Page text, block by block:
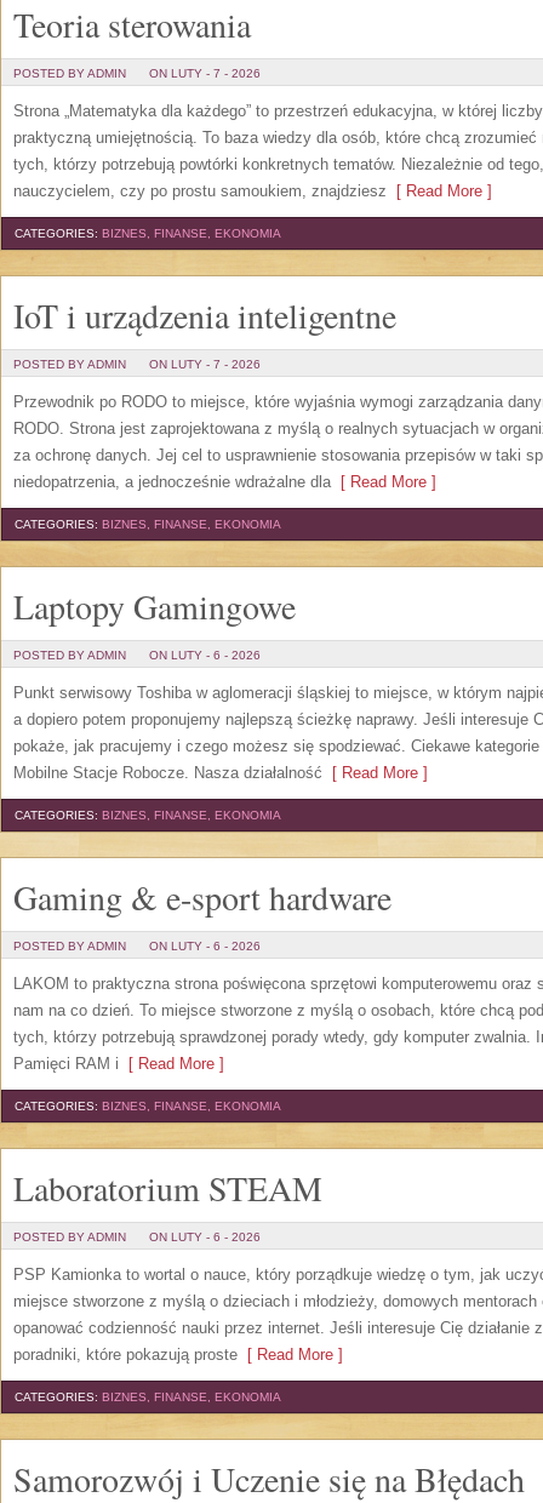
Teoria sterowania
POSTED BY ADMIN ON LUTY - 7 - 2026
Strona „Matematyka dla każdego” to przestrzeń edukacyjna, w której
praktyczną umiejętnością. To baza wiedzy dla osób, które chcą
tych, którzy potrzebują powtórki konkretnych tematów. Niezależnie od
nauczycielem, czy po prostu samoukiem, znajdziesz [ Read More ]
CATEGORIES: BIZNES, FINANSE, EKONOMIA
IoT i urządzenia inteligentne
POSTED BY ADMIN ON LUTY - 7 - 2026
Przewodnik po RODO to miejsce, które wyjaśnia wymogi zarządzania
RODO. Strona jest zaprojektowana z myślą o realnych sytuacjach w
za ochronę danych. Jej cel to usprawnienie stosowania przepisów w taki
niedopatrzenia, a jednocześnie wdrażalne dla[ Read More ]
CATEGORIES: BIZNES, FINANSE, EKONOMIA
Laptopy Gamingowe
POSTED BY ADMIN ON LUTY - 6 - 2026
Punkt serwisowy Toshiba w aglomeracji śląskiej to miejsce, w którym
a dopiero potem proponujemy najlepszą ścieżkę naprawy. Jeśli interesuje
pokaże, jak pracujemy i czego możesz się spodziewać. Ciekawe
Mobilne Stacje Robocze. Nasza działalność [ Read More ]
CATEGORIES: BIZNES, FINANSE, EKONOMIA
Gaming & e-sport hardware
POSTED BY ADMIN ON LUTY - 6 - 2026
LAKOM to praktyczna strona poświęcona sprzętowi komputerowemu oraz
nam na co dzień. To miejsce stworzone z myślą o osobach, które chcą
tych, którzy potrzebują sprawdzonej porady wtedy, gdy komputer zwalnia.
Pamięci RAM i [ Read More ]
CATEGORIES: BIZNES, FINANSE, EKONOMIA
Laboratorium STEAM
POSTED BY ADMIN ON LUTY - 6 - 2026
PSP Kamionka to wortal o nauce, który porządkuje wiedzę o tym, jak
miejsce stworzone z myślą o dzieciach i młodzieży, domowych
opanować codzienność nauki przez internet. Jeśli interesuje Cię działanie
poradniki, które pokazują proste [ Read More ]
CATEGORIES: BIZNES, FINANSE, EKONOMIA
Samorozwój i Uczenie się na Błędach